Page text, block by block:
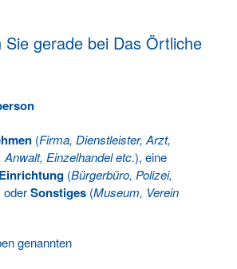
Sie gerade bei Das Örtliche
(Firma, Dienstleister, Arzt,
Anwalt, Einzelhandel etc.), eine
(Bürgerbüro, Polizei,
oderSonstiges (Museum, Verein
genannten